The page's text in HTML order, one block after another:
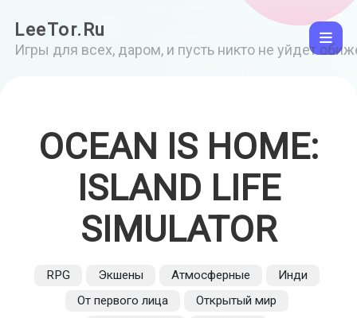
LeeTor.Ru
Игры для всех, даром, и пусть никто не уйдет
OCEAN IS HOME:
ISLAND LIFE
SIMULATOR
RPG Экшены Атмосферные
Инди
От первого лица
Открытый мир